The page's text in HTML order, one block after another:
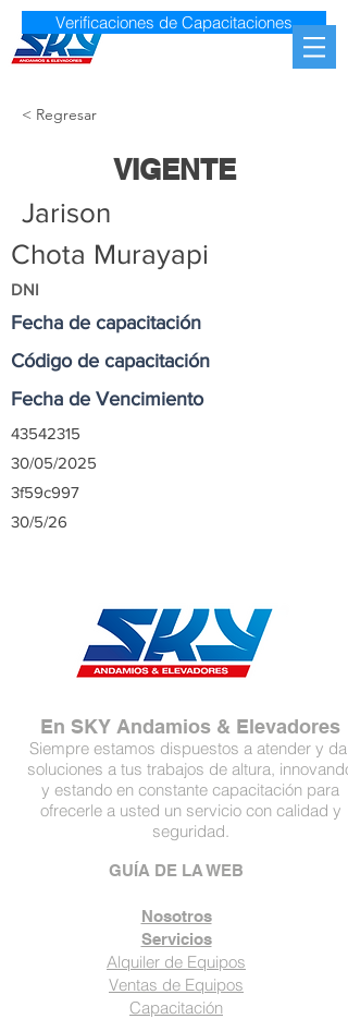
Verificaciones de Capacitaciones
< Regresar
VIGENTE
Jarison
Chota Murayapi
DNI
Fecha de capacitación
Código de capacitación
Fecha de Vencimiento
43542315
30/05/2025
3f59c997
30/5/26
En SKY Andamios & Elevadores
Siempre estamos dispuestos a atender y dar
soluciones a tus trabajos de altura, innovando
y estando en constante capacitación para
ofrecerle a usted un servicio con calidad y
seguridad.
GUÍA DE LA WEB
Nosotros
Servicios
Alquiler de Equipos
Ventas de Equipos
Capacitación